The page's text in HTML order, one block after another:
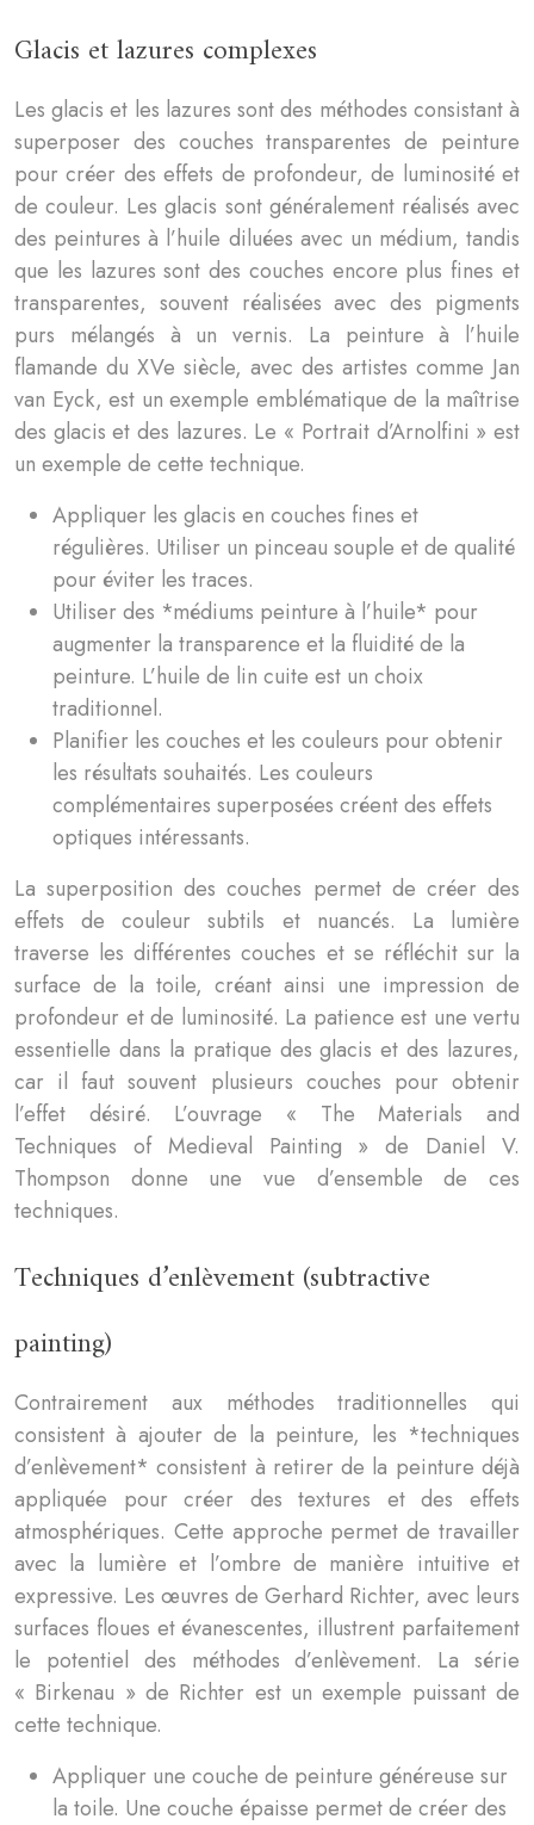
Glacis et lazures complexes
Les glacis et les lazures sont des méthodes consistant à
superposer des couches transparentes de peinture
pour créer des effets de profondeur, de luminosité et
de couleur. Les glacis sont généralement réalisés avec
des peintures à l’huile diluées avec un médium, tandis
que les lazures sont des couches encore plus fines et
transparentes, souvent réalisées avec des pigments
purs mélangés à un vernis. La peinture à l’huile
flamande du XVe siècle, avec des artistes comme Jan
van Eyck, est un exemple emblématique de la maîtrise
des glacis et des lazures. Le « Portrait d’Arnolfini » est
un exemple de cette technique.
Appliquer les glacis en couches fines et
régulières. Utiliser un pinceau souple et de qualité
pour éviter les traces.
Utiliser des *médiums peinture à l’huile* pour
augmenter la transparence et la fluidité de la
peinture. L’huile de lin cuite est un choix
traditionnel.
Planifier les couches et les couleurs pour obtenir
les résultats souhaités. Les couleurs
complémentaires superposées créent des effets
optiques intéressants.
La superposition des couches permet de créer des
effets de couleur subtils et nuancés. La lumière
traverse les différentes couches et se réfléchit sur la
surface de la toile, créant ainsi une impression de
profondeur et de luminosité. La patience est une vertu
essentielle dans la pratique des glacis et des lazures,
car il faut souvent plusieurs couches pour obtenir
l’effet désiré. L’ouvrage « The Materials and
Techniques of Medieval Painting » de Daniel V.
Thompson donne une vue d’ensemble de ces
techniques.
Techniques d’enlèvement (subtractive
painting)
Contrairement aux méthodes traditionnelles qui
consistent à ajouter de la peinture, les *techniques
d’enlèvement* consistent à retirer de la peinture déjà
appliquée pour créer des textures et des effets
atmosphériques. Cette approche permet de travailler
avec la lumière et l’ombre de manière intuitive et
expressive. Les œuvres de Gerhard Richter, avec leurs
surfaces floues et évanescentes, illustrent parfaitement
le potentiel des méthodes d’enlèvement. La série
« Birkenau » de Richter est un exemple puissant de
cette technique.
Appliquer une couche de peinture généreuse sur
la toile. Une couche épaisse permet de créer des